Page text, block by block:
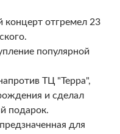
отгремел 23
популярной
ТЦ "Терра",
и сделал
подарок.
для